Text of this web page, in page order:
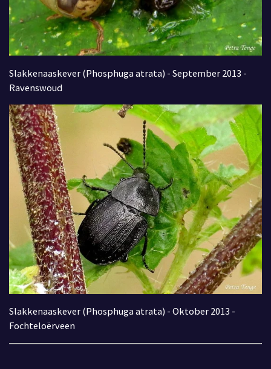
Slakkenaaskever (Phosphuga atrata) - September 2013 -
Ravenswoud
Slakkenaaskever (Phosphuga atrata) - Oktober 2013 -
Fochteloërveen